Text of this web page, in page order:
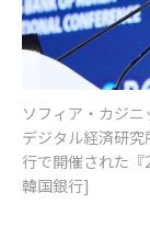
ソフィア・カジ
デジタル経済研
行で開催された
韓国銀行]